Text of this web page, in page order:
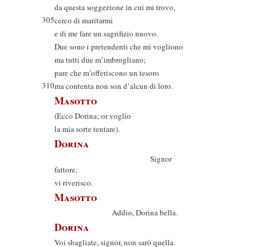
da questa soggezione in cui mi trovo,
305cerco di maritarmi
e di me fare un sagrifizio nuovo.
Due sono i pretendenti che mi vogliono
ma tutti due m’imbrogliano;
pare che m’offeriscono un tesoro
310ma contenta non son d’alcun di loro.
Masotto
(Ecco Dorina; or voglio
la mia sorte tentare).
Dorina
Signor
fattore,
vi riverisco.
Masotto
Addio, Dorina bella.
Dorina
Voi sbagliate, signor, non sarò quella.